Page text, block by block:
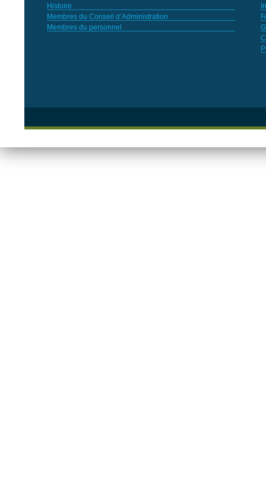
Histoire
Membres du Conseil d’Administration
Membres du personnel